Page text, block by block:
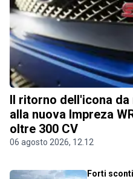
Il ritorno dell'icona da
alla nuova Impreza
oltre 300 CV
06 agosto 2026, 12.12
Forti